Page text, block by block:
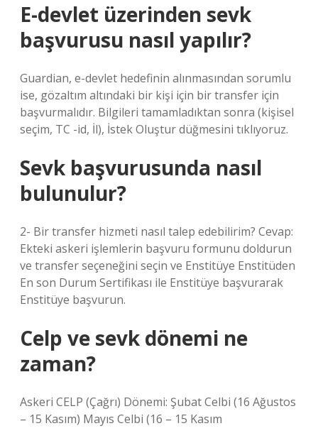
E-devlet üzerinden sevk
başvurusu nasıl yapılır?
Guardian, e-devlet hedefinin alınmasından sorumlu
ise, gözaltım altındaki bir kişi için bir transfer için
başvurmalıdır. Bilgileri tamamladıktan sonra (kişisel
seçim, TC -id, İl), İstek Oluştur düğmesini tıklıyoruz.
Sevk başvurusunda nasıl
bulunulur?
2- Bir transfer hizmeti nasıl talep edebilirim? Cevap:
Ekteki askeri işlemlerin başvuru formunu doldurun
ve transfer seçeneğini seçin ve Enstitüye Enstitüden
En son Durum Sertifikası ile Enstitüye başvurarak
Enstitüye başvurun.
Celp ve sevk dönemi ne
zaman?
Askeri CELP (Çağrı) Dönemi: Şubat Celbi (16 Ağustos
– 15 Kasım) Mayıs Celbi (16 – 15 Kasım